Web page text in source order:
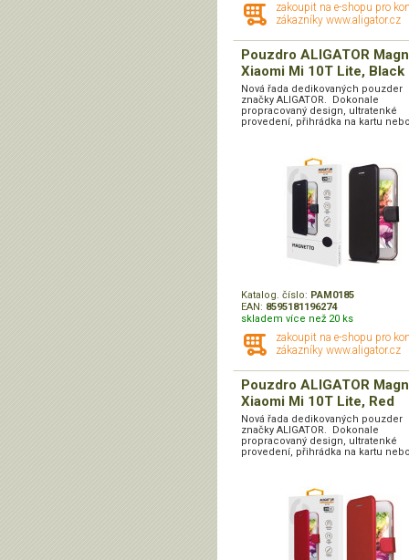
zakoupit na e-shopu pro
zákazníky www.aligator.cz
Pouzdro ALIGATOR
Xiaomi Mi 10T Lite, Black
Nová řada dedikovaných pouzder
značky ALIGATOR. Dokonale
propracovaný design, ultratenké
provedení, přihrádka na kartu
Katalog. číslo: PAM0185
EAN: 8595181196274
skladem více než 20 ks
zakoupit na e-shopu pro
zákazníky www.aligator.cz
Pouzdro ALIGATOR
Xiaomi Mi 10T Lite, Red
Nová řada dedikovaných pouzder
značky ALIGATOR. Dokonale
propracovaný design, ultratenké
provedení, přihrádka na kartu